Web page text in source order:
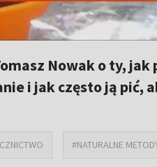
Nowak o ty,
i jak często ją pić,
#NATURALNE